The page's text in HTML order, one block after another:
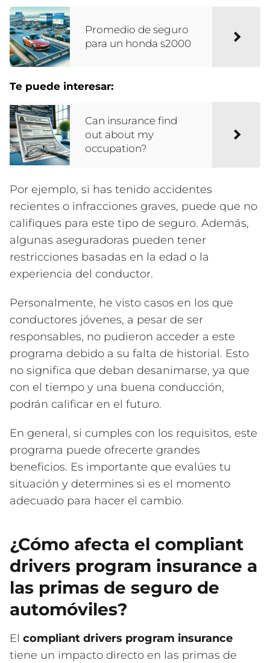
Promedio de seguro
para un honda s2000
Te puede interesar:
Can insurance find
out about my
occupation?
Por ejemplo, si has tenido accidentes
recientes o infracciones graves, puede que no
califiques para este tipo de seguro. Además,
algunas aseguradoras pueden tener
restricciones basadas en la edad o la
experiencia del conductor.
Personalmente, he visto casos en los que
conductores jóvenes, a pesar de ser
responsables, no pudieron acceder a este
programa debido a su falta de historial. Esto
no significa que deban desanimarse, ya que
con el tiempo y una buena conducción,
podrán calificar en el futuro.
En general, si cumples con los requisitos, este
programa puede ofrecerte grandes
beneficios. Es importante que evalúes tu
situación y determines si es el momento
adecuado para hacer el cambio.
¿Cómo afecta el compliant
drivers program insurance a
las primas de seguro de
automóviles?
El compliant drivers program insurance
tiene un impacto directo en las primas de